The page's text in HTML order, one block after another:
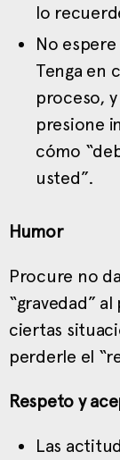
lo
No
Tenga en
proceso,
presione
cómo
usted”.
Humor
Procure no
“gravedad”
ciertas
perderle el
Respeto y
Las